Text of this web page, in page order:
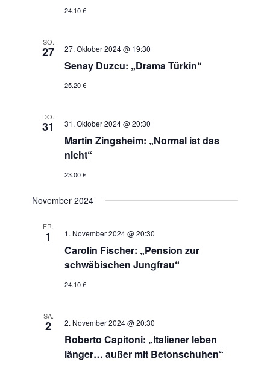
24.10 €
SO.
27 27. Oktober 2024 @ 19:30
Senay Duzcu: „Drama Türkin“
25.20 €
DO.
31 31. Oktober 2024 @ 20:30
Martin Zingsheim: „Normal ist das
nicht“
23.00 €
November 2024
FR.
1 1. November 2024 @ 20:30
Carolin Fischer: „Pension zur
schwäbischen Jungfrau“
24.10 €
SA.
2 2. November 2024 @ 20:30
Roberto Capitoni: „Italiener leben
länger… außer mit Betonschuhen“